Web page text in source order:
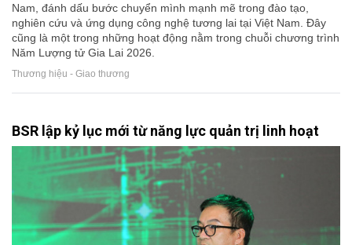
Nam, đánh dấu bước chuyển mình mạnh mẽ trong đào tạo,
nghiên cứu và ứng dụng công nghệ tương lai tại Việt Nam. Đây
cũng là một trong những hoạt động nằm trong chuỗi chương trình
Năm Lượng tử Gia Lai 2026.
Thương hiệu - Giao thương
BSR lập kỷ lục mới từ năng lực quản trị linh hoạt